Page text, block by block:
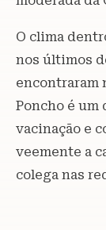
O clima
nos últimos
encontraram
Poncho é
vacinação e
veemente a
colega nas